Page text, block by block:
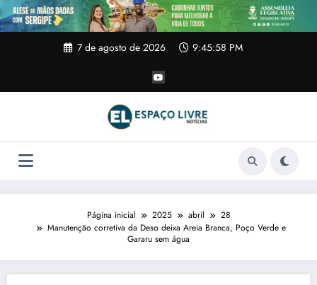
Pular
para
o
7 de agosto de 2026 9:45:59 PM
Página inicial 2025 abril
28
Manutenção corretiva da Deso deixa Areia Branca, Poço Verde e
Gararu sem água